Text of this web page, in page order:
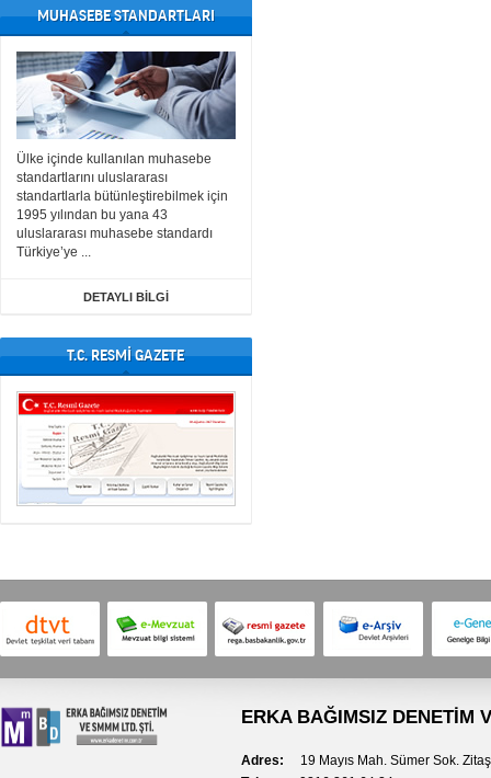
MUHASEBE STANDARTLARI
Ülke içinde kullanılan muhasebe
standartlarını uluslararası
standartlarla bütünleştirebilmek için
1995 yılından bu yana 43
uluslararası muhasebe standardı
Türkiye’ye ...
DETAYLI BİLGİ
T.C. RESMİ GAZETE
ERKA BAĞIMSIZ DENETİM
Adres: 19 Mayıs Mah. Sümer Sok.